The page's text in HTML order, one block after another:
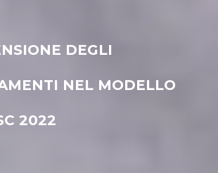
DEGLI
NEL MODELLO
2022